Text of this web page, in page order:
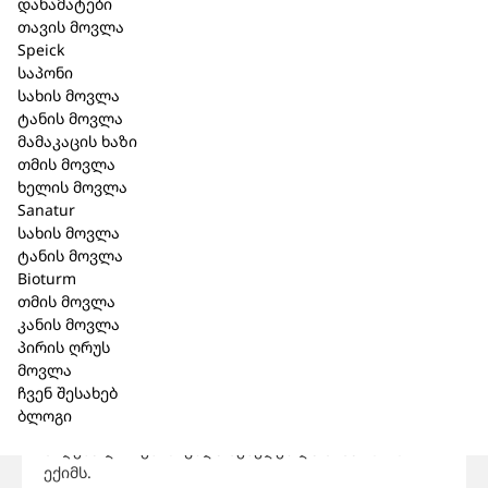
თავის მოვლა
Speick
საპონი
სახის მოვლა
ტანის მოვლა
მამაკაცის ხაზი
თმის მოვლა
ხელის მოვლა
Sanatur
სახის მოვლა
ტანის მოვლა
Bioturm
თმის მოვლა
კანის მოვლა
პირის ღრუს
მოვლა
ჩვენ შესახებ
ბლოგი
აღწერა
უკუჩვენება
vulgaris აძლერებს საშვილოსნოს შეკუმშვას,
პრეპარატი უკუნაჩვენებია ორსულობისას
(პირველი ტრიმესტრი). ჰიპერმგრძნობელობა
პრეპარატის შემადგენელი კომპონენტის მიმართ.
ორსულობა / ლაქტაცია:
გამოყენება მხოლოდ მკაცრად ექიმთან
კონსულტაციის შემდეგ.
გვერდითი ეფექტი:
შესაძლებელია რეაქციები კანზე ინდივიდუალურ
შემთხვევებში,რომლის დროსაც პრეპარატის
ექიმს.